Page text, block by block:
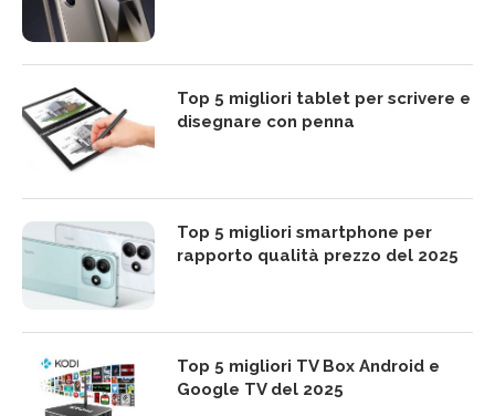
Top 5 migliori tablet per scrivere e
disegnare con penna
Top 5 migliori smartphone per
rapporto qualità prezzo del 2025
Top 5 migliori TV Box Android e
Google TV del 2025